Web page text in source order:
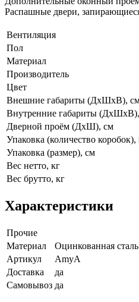
Распашные двери,
Вентиляция
Пол
Материал
Производитель
Цвет
Внешние габариты (ДхШхВ),
Внутренние габариты
Дверной проём (ДхШ), см
Упаковка (количество
Упаковка (размер), см
Вес нетто, кг
Вес брутто, кг
Характеристики
Прочие
Материал
Оцинкованная сталь
Артикул
AmyA
Доставка
да
Самовывоз да